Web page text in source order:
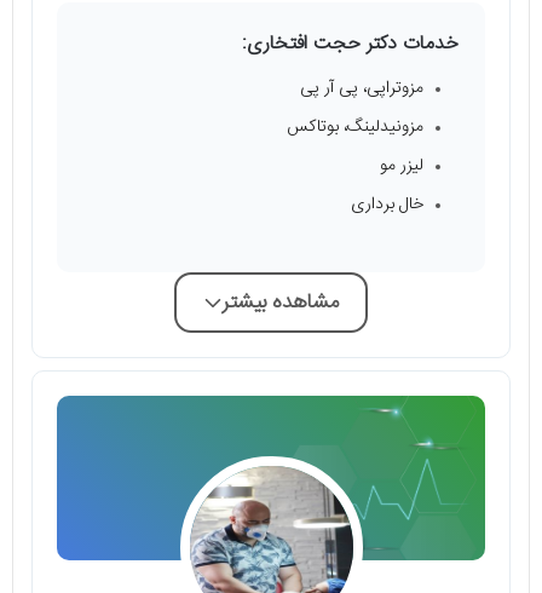
خدمات دکتر حجت افتخاری:
مزوتراپی، پی آر پی
مزونیدلینگ، بوتاکس
لیزر مو
خال برداری
مشاهده بیشتر